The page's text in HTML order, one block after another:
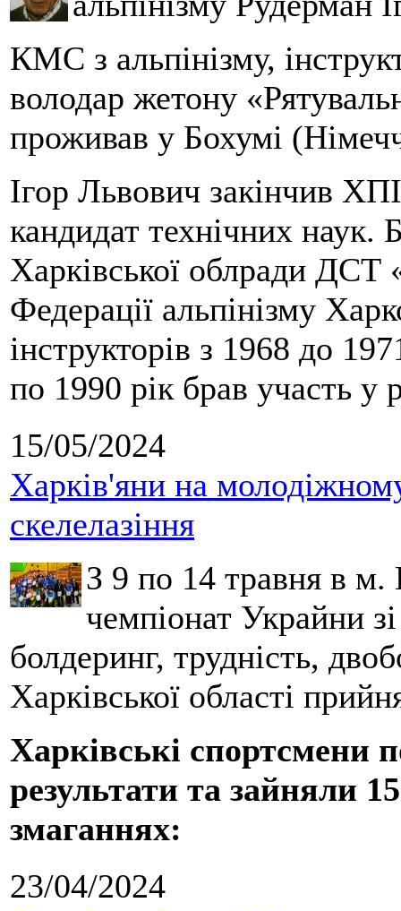
КМС з альпінізму,
володар жетону
проживав у Бохумі
Ігор Львович закінчив
кандидат технічних наук.
Харківської облради
Федерації альпінізму
інструкторів з 1968 до
по 1990 рік брав участь у
15/05/2024
Харків'яни на
скелелазіння
З 9 по 14 травня в м.
чемпіонат Украйни
болдеринг, трудність,
Харківської області
Харкiвськi спортсмени
результати та зайняли
змаганнях:
23/04/2024